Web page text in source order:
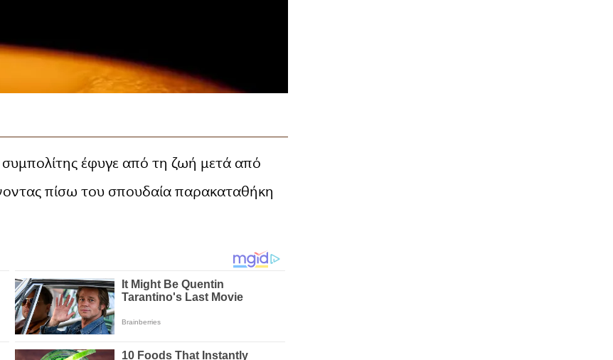
έφυγε από τη ζωή μετά από
πίσω του σπουδαία παρακαταθήκη